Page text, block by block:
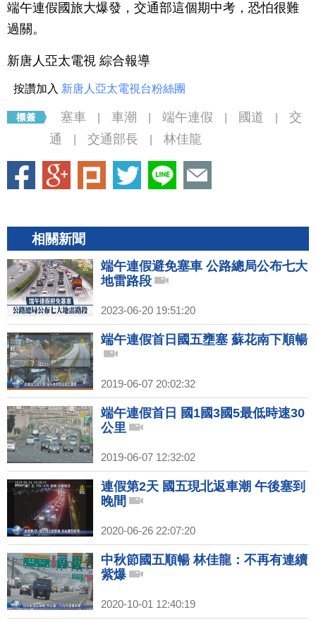
端午連假國旅大爆發，交通部這個期中考，恐怕很難
過關。
新唐人亞太電視 綜合報導
按讚加入 新唐人亞太電視台粉絲團
塞車 車潮 端午連假 國道
交
通
交通部長 林佳龍
相關新聞
端午連假避免塞車 公路總局公布七大
地雷路段
2023-06-20 19:51:20
端午連假首日國五壅塞 蘇花南下順暢
2019-06-07 20:02:32
端午連假首日 國1國3國5最低時速30
公里
2019-06-07 12:32:02
連假第2天 國五現北返車潮 午後塞到
晚間
2020-06-26 22:07:20
中秋節國五順暢 林佳龍：不再有連續
紫爆
2020-10-01 12:40:19